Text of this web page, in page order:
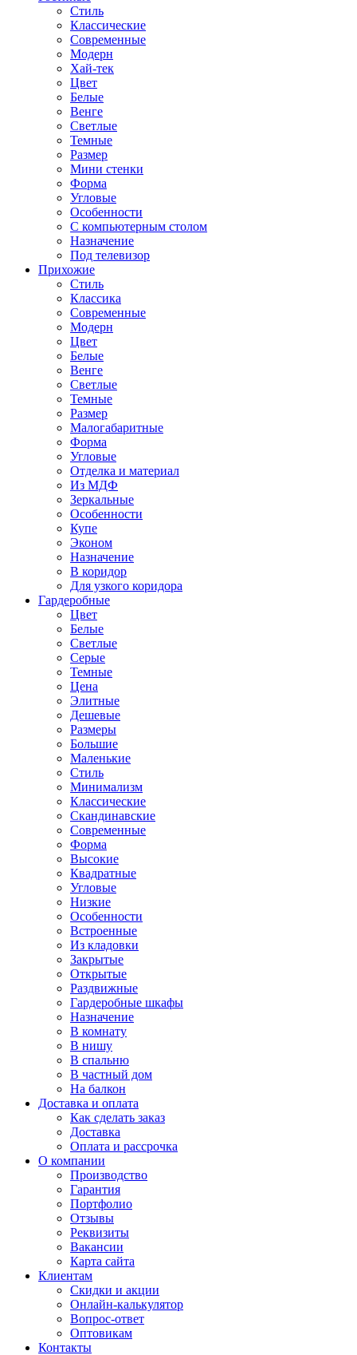
Стиль
Классические
Современные
Модерн
Хай-тек
Цвет
Белые
Венге
Светлые
Темные
Размер
Мини стенки
Форма
Угловые
Особенности
С компьютерным столом
Назначение
Под телевизор
Прихожие
Стиль
Классика
Современные
Модерн
Цвет
Белые
Венге
Светлые
Темные
Размер
Малогабаритные
Форма
Угловые
Отделка и материал
Из МДФ
Зеркальные
Особенности
Купе
Эконом
Назначение
В коридор
Для узкого коридора
Гардеробные
Цвет
Белые
Светлые
Серые
Темные
Цена
Элитные
Дешевые
Размеры
Большие
Маленькие
Стиль
Минимализм
Классические
Скандинавские
Современные
Форма
Высокие
Квадратные
Угловые
Низкие
Особенности
Встроенные
Из кладовки
Закрытые
Открытые
Раздвижные
Гардеробные шкафы
Назначение
В комнату
В нишу
В спальню
В частный дом
На балкон
Доставка и оплата
Как сделать заказ
Доставка
Оплата и рассрочка
О компании
Производство
Гарантия
Портфолио
Отзывы
Реквизиты
Вакансии
Карта сайта
Клиентам
Скидки и акции
Онлайн-калькулятор
Вопрос-ответ
Оптовикам
Контакты